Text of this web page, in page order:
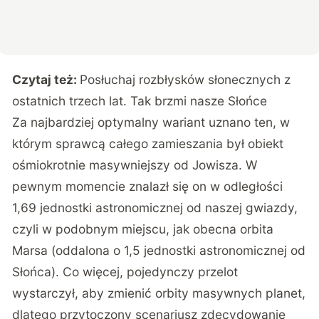
Czytaj też: Posłuchaj rozbłysków słonecznych z
ostatnich trzech lat. Tak brzmi nasze Słońce
Za najbardziej optymalny wariant uznano ten, w
którym sprawcą całego zamieszania był obiekt
ośmiokrotnie masywniejszy od Jowisza. W
pewnym momencie znalazł się on w odległości
1,69 jednostki astronomicznej od naszej gwiazdy,
czyli w podobnym miejscu, jak obecna orbita
Marsa (oddalona o 1,5 jednostki astronomicznej od
Słońca). Co więcej, pojedynczy przelot
wystarczył, aby zmienić orbity masywnych planet,
dlatego przytoczony scenariusz zdecydowanie